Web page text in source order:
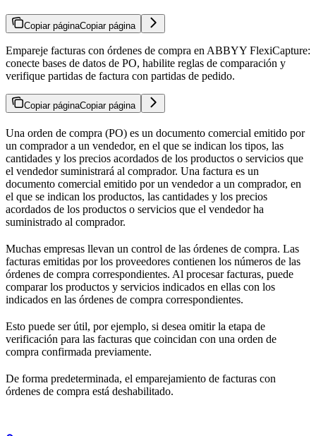
Copiar páginaCopiar página
Empareje facturas con órdenes de compra en ABBYY FlexiCapture:
conecte bases de datos de PO, habilite reglas de comparación y
verifique partidas de factura con partidas de pedido.
Copiar páginaCopiar página
Una orden de compra (PO) es un documento comercial emitido por
un comprador a un vendedor, en el que se indican los tipos, las
cantidades y los precios acordados de los productos o servicios que
el vendedor suministrará al comprador. Una factura es un
documento comercial emitido por un vendedor a un comprador, en
el que se indican los productos, las cantidades y los precios
acordados de los productos o servicios que el vendedor ha
suministrado al comprador.
Muchas empresas llevan un control de las órdenes de compra. Las
facturas emitidas por los proveedores contienen los números de las
órdenes de compra correspondientes. Al procesar facturas, puede
comparar los productos y servicios indicados en ellas con los
indicados en las órdenes de compra correspondientes.
Esto puede ser útil, por ejemplo, si desea omitir la etapa de
verificación para las facturas que coincidan con una orden de
compra confirmada previamente.
De forma predeterminada, el emparejamiento de facturas con
órdenes de compra está deshabilitado.